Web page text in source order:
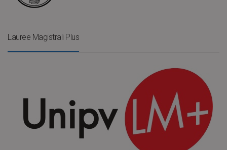
Lauree Magistrali Plus